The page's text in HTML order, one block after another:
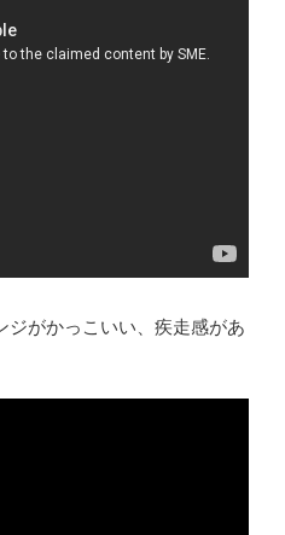
ジがかっこいい、疾走感があ